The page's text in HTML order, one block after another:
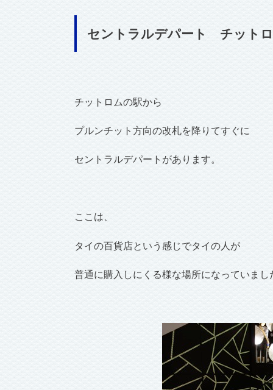
セントラルデパート チット
チットロムの駅から
プルンチット方向の改札を降りてすぐに
セントラルデパートがあります。
ここは、
タイの百貨店という感じでタイの人が
普通に購入しにくる様な場所になっていまし